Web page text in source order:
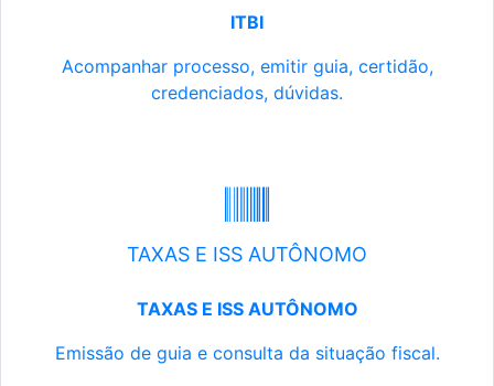
ITBI
Acompanhar processo, emitir guia, certidão,
credenciados, dúvidas.
TAXAS E ISS AUTÔNOMO
TAXAS E ISS AUTÔNOMO
Emissão de guia e consulta da situação fiscal.